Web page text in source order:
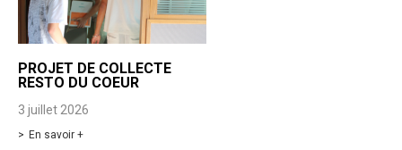
PROJET DE COLLECTE
RESTO DU COEUR
3 juillet 2026
En savoir +